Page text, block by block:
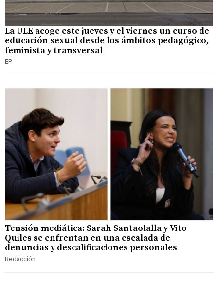
La ULE acoge este jueves y el viernes un curso de
educación sexual desde los ámbitos pedagógico,
feminista y transversal
EP
Tensión mediática: Sarah Santaolalla y Vito
Quiles se enfrentan en una escalada de
denuncias y descalificaciones personales
Redacción